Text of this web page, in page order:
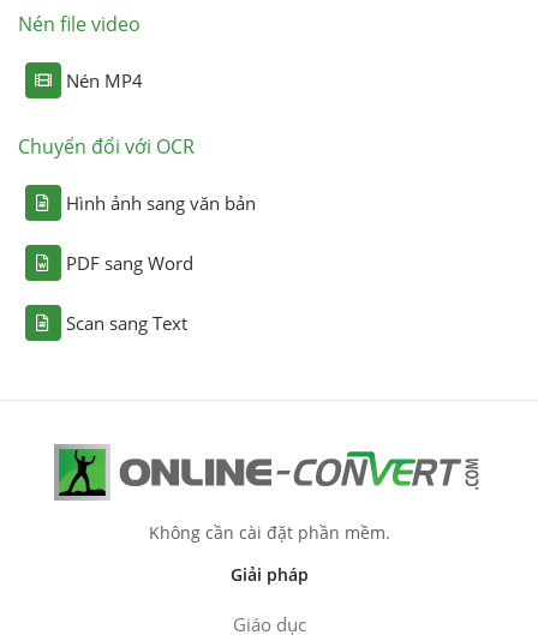
Nén file video
Nén MP4
Chuyển đổi với OCR
Hình ảnh sang văn bản
PDF sang Word
Scan sang Text
Không cần cài đặt phần mềm.
Giải pháp
Giáo dục